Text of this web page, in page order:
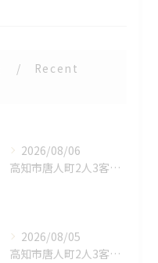
Recent
2026/08/06
高知市唐人町2人3客です🥰
2026/08/05
高知市唐人町2人3客です🌿